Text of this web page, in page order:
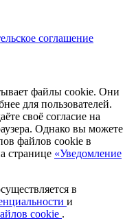
соглашение
файлы cookie. Они
для пользователей.
своё согласие на
Однако вы можете
файлов cookie в
странице «Уведомление
в
и
cookie .